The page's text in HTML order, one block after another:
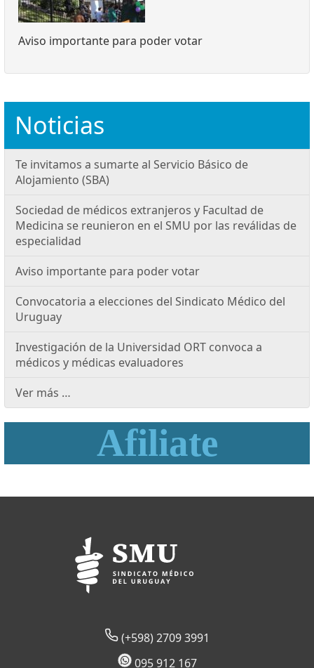
Aviso importante para poder votar
Noticias
Te invitamos a sumarte al Servicio Básico de
Alojamiento (SBA)
Sociedad de médicos extranjeros y Facultad de
Medicina se reunieron en el SMU por las reválidas de
especialidad
Aviso importante para poder votar
Convocatoria a elecciones del Sindicato Médico del
Uruguay
Investigación de la Universidad ORT convoca a
médicos y médicas evaluadores
Ver más …
Afiliate
(+598) 2709 3991
095 912 167